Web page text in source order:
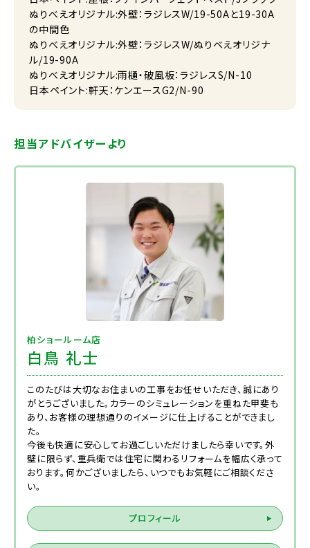
ぬりべえオリジナル:外壁：ラジレスW/19-50Aと19-30A
の中間色
ぬりべえオリジナル:外壁：ラジレスW/ぬりベえオリジナ
ル/19-90A
ぬりべえオリジナル:雨樋・破風板：ラジレスS/N-10
日本ペイント:軒天：ケンエースG2/N-90
担当アドバイザーより
柏ショールーム店
白鳥 礼士
このたびは大切なお住まいの工事をお任せいただき、誠にあり
がとうございました。カラーのシミュレーションを重ねた甲斐も
あり、お客様の理想通りのイメージに仕上げることができまし
た。
今後も快適に安心してお過ごしいただけましたら幸いです。外
壁に限らず、重兵衛では住宅に関わるリフォームを幅広く承って
おります。何かございましたら、いつでもお気軽にご相談くださ
い。
プロフィール